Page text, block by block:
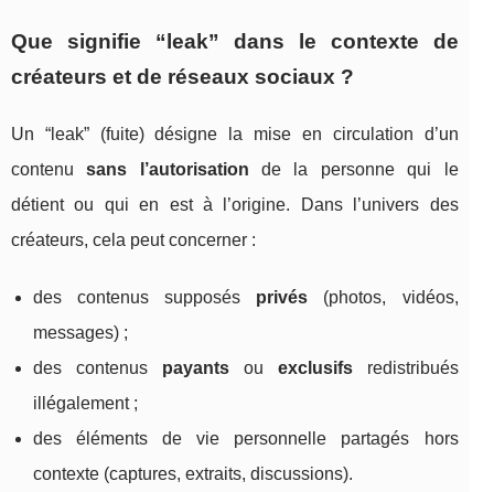
Que signifie “leak” dans le contexte de
créateurs et de réseaux sociaux ?
Un “leak” (fuite) désigne la mise en circulation d’un
contenusans l’autorisation de la personne qui le
détient ou qui en est à l’origine. Dans l’univers des
créateurs, cela peut concerner :
des contenus supposés privés (photos, vidéos,
messages) ;
des contenus payantsou exclusifsredistribués
illégalement ;
des éléments de vie personnelle partagés hors
contexte (captures, extraits, discussions).